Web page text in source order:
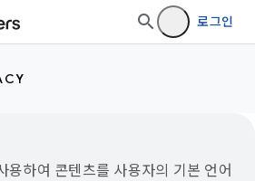
로그인
하여 콘텐츠를 사용자의 기본 언어